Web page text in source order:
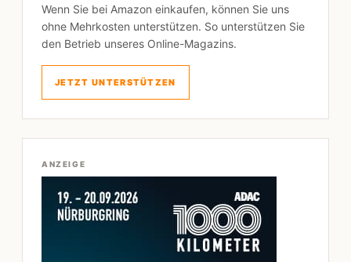
Wenn Sie bei Amazon einkaufen, können Sie uns
ohne Mehrkosten unterstützen. So unterstützen Sie
den Betrieb unseres Online-Magazins.
JETZT UNTERSTÜTZEN
ANZEIGE